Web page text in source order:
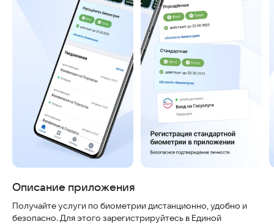
Описание приложения
Получайте услуги по биометрии дистанционно, удобно и
безопасно. Для этого зарегистрируйтесь в Единой